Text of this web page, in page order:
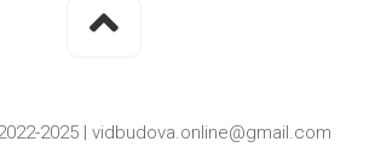
2025 | vidbudova.online@gmail.com